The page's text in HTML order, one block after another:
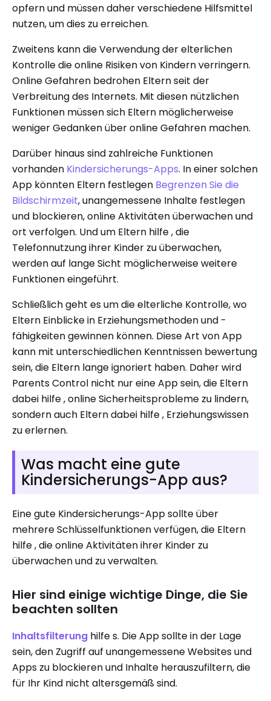
opfern und müssen daher verschiedene Hilfsmittel
nutzen, um dies zu erreichen.
Zweitens kann die Verwendung der elterlichen
Kontrolle die online Risiken von Kindern verringern.
Online Gefahren bedrohen Eltern seit der
Verbreitung des Internets. Mit diesen nützlichen
Funktionen müssen sich Eltern möglicherweise
weniger Gedanken über online Gefahren machen.
Darüber hinaus sind zahlreiche Funktionen
vorhanden Kindersicherungs-Apps. In einer solchen
App könnten Eltern festlegen Begrenzen Sie die
Bildschirmzeit, unangemessene Inhalte festlegen
und blockieren, online Aktivitäten überwachen und
ort verfolgen. Und um Eltern hilfe , die
Telefonnutzung ihrer Kinder zu überwachen,
werden auf lange Sicht möglicherweise weitere
Funktionen eingeführt.
Schließlich geht es um die elterliche Kontrolle, wo
Eltern Einblicke in Erziehungsmethoden und -
fähigkeiten gewinnen können. Diese Art von App
kann mit unterschiedlichen Kenntnissen bewertung
sein, die Eltern lange ignoriert haben. Daher wird
Parents Control nicht nur eine App sein, die Eltern
dabei hilfe , online Sicherheitsprobleme zu lindern,
sondern auch Eltern dabei hilfe , Erziehungswissen
zu erlernen.
Was macht eine gute
Kindersicherungs-App aus?
Eine gute Kindersicherungs-App sollte über
mehrere Schlüsselfunktionen verfügen, die Eltern
hilfe , die online Aktivitäten ihrer Kinder zu
überwachen und zu verwalten.
Hier sind einige wichtige Dinge, die Sie
beachten sollten
Inhaltsfilterung hilfe s. Die App sollte in der Lage
sein, den Zugriff auf unangemessene Websites und
Apps zu blockieren und Inhalte herauszufiltern, die
für Ihr Kind nicht altersgemäß sind.